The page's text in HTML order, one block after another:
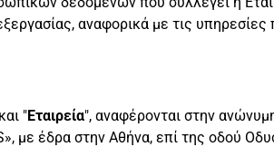
αναφορικά με τις
"Εταιρεία", αναφέρονται στην
με έδρα στην Αθήνα, επί της οδού